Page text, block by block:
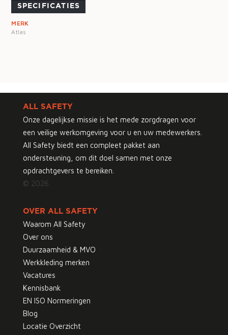
SPECIFICATIES
MERK
Atlas
ALL SAFETY
Onze dagelijkse missie is het mede zorgdragen voor
een veilige werkomgeving voor u en uw medewerkers.
All Safety biedt een compleet pakket aan
ondersteuning, om dit doel samen met onze
opdrachtgevers te bereiken.
© 2026
OVER ALL SAFETY
Waarom All Safety
Over ons
Duurzaamheid & MVO
Werkkleding merken
Vacatures
Kennisbank
EN ISO Normeringen
Blog
Locatie Overzicht